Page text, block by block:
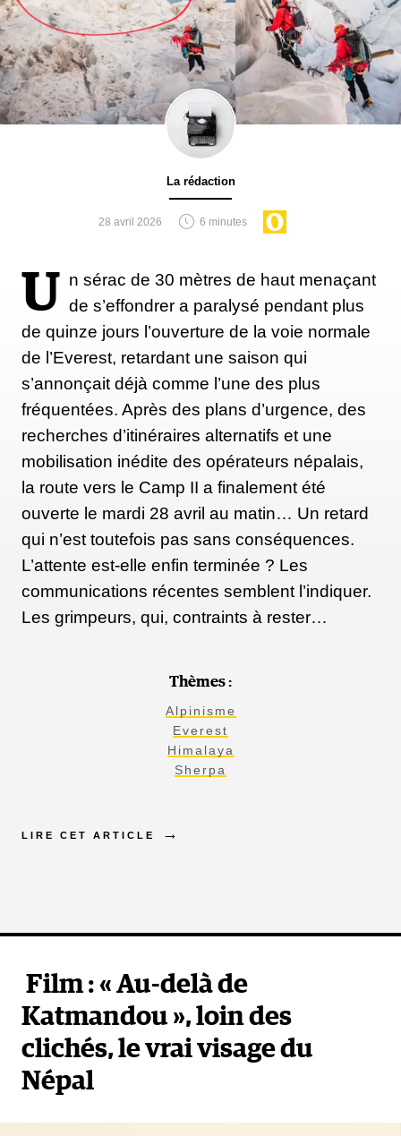
La rédaction
28 avril 2026 6 minutes
U n sérac de 30 mètres de haut menaçant
de s’effondrer a paralysé pendant plus
de quinze jours l’ouverture de la voie normale
de l’Everest, retardant une saison qui
s’annonçait déjà comme l’une des plus
fréquentées. Après des plans d’urgence, des
recherches d’itinéraires alternatifs et une
mobilisation inédite des opérateurs népalais,
la route vers le Camp II a finalement été
ouverte le mardi 28 avril au matin… Un retard
qui n’est toutefois pas sans conséquences.
L’attente est-elle enfin terminée ? Les
communications récentes semblent l’indiquer.
Les grimpeurs, qui, contraints à rester…
Thèmes :
Alpinisme
Everest
Himalaya
Sherpa
LIRE CET ARTICLE
Film : « Au-delà de
Katmandou », loin des
clichés, le vrai visage du
Népal